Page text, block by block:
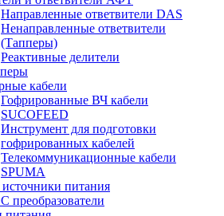
Направленные ответвители DAS
Ненаправленные ответвители
(Тапперы)
Реактивные делители
кабели
Гофрированные ВЧ кабели
SUCOFEED
Инструмент для подготовки
гофрированных кабелей
Телекоммуникационные кабели
SPUMA
питания
преобразователи